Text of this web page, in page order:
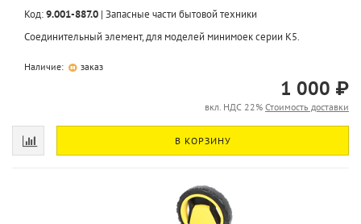
Код:9.001-887.0 | Запасные части бытовой техники
Соединительный элемент, для моделей минимоек серии K5.
Наличие: заказ
1 000 ₽
вкл. НДС 22% Стоимость доставки
В КОРЗИНУ